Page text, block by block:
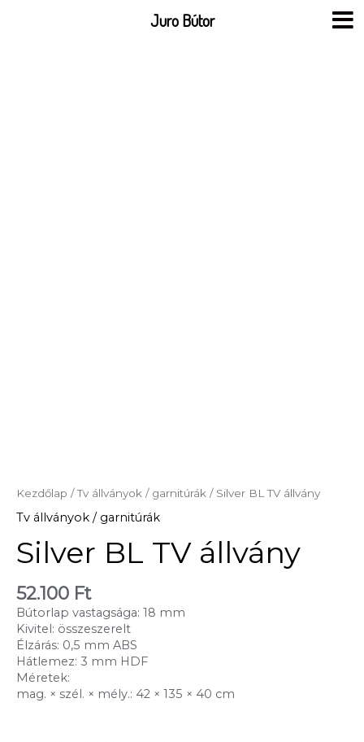
Kezdőlap /Tv állványok / garnitúrák / Silver BL TV állvány
Tv állványok / garnitúrák
Silver BL TV állvány
52.100 Ft
Bútorlap vastagsága: 18 mm
Kivitel: összeszerelt
Élzárás: 0,5 mm ABS
Hátlemez: 3 mm HDF
Méretek:
mag. × szél. × mély.: 42 × 135 × 40 cm
Juro Bútor